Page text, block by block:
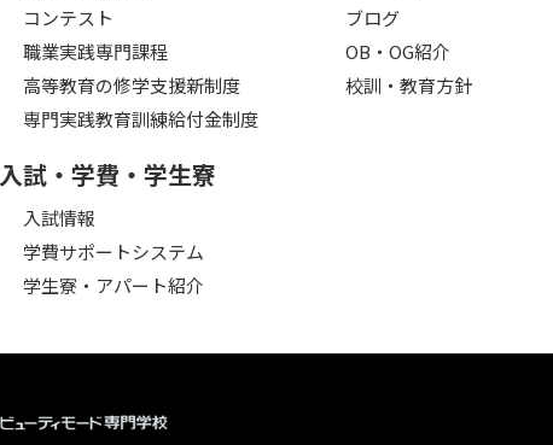
コンテスト
職業実践専門課程
高等教育の修学支援新制度
専門実践教育訓練給付金制度
入試・学費・学生寮
入試情報
学費サポートシステム
学生寮・アパート紹介
ブログ
OB・OG紹介
校訓・教育方針